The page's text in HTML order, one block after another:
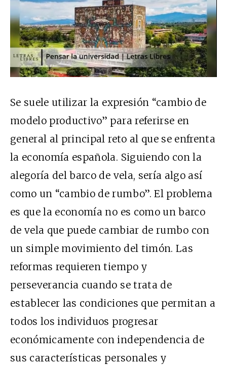
Se suele utilizar la expresión “cambio de
modelo productivo” para referirse en
general al principal reto al que se enfrenta
la economía española. Siguiendo con la
alegoría del barco de vela, sería algo así
como un “cambio de rumbo”. El problema
es que la economía no es como un barco
de vela que puede cambiar de rumbo con
un simple movimiento del timón. Las
reformas requieren tiempo y
perseverancia cuando se trata de
establecer las condiciones que permitan a
todos los individuos progresar
económicamente con independencia de
sus características personales y